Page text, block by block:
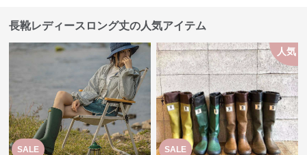
長靴レディースロング丈の人気アイテム
SALE SALE
人気